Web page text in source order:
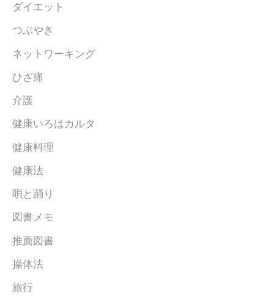
ダイエット
つぶやき
ネットワーキング
ひざ痛
介護
健康いろはカルタ
健康料理
健康法
唄と踊り
図書メモ
推薦図書
操体法
旅行